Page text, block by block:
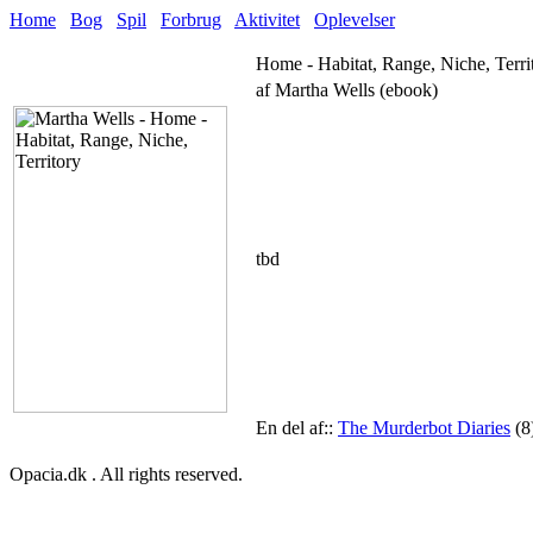
Home Bog Spil Forbrug Aktivitet Oplevelser
Home - Habitat, Range, Niche,
af Martha Wells (ebook)
tbd
En del af:: The Murderbot Diaries
Opacia.dk . All rights reserved.